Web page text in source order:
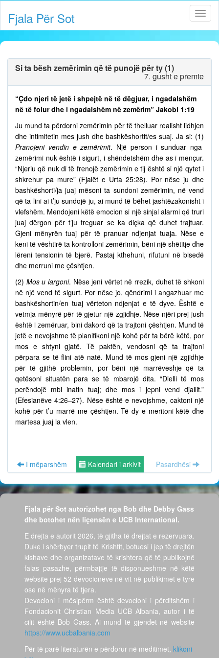
Fjala Për Sot
Si ta bësh zemërimin që të punojë për ty (1)
7. gusht e premte
“Çdo njeri të jetë i shpejtë në të dëgjuar, i ngadalshëm
në të folur dhe i ngadalshëm në zemërim” Jakobi 1:19
Ju mund ta përdorni zemërimin për të thelluar realisht lidhjen
dhe intimitetin mes jush dhe bashkëshortit/es suaj. Ja si: (1)
Pranojeni vendin e zemërimit. Një person i sunduar nga
zemërimi nuk është i sigurt, i shëndetshëm dhe as i mençur.
“Njeriu që nuk di të frenojë zemërimin e tij është si një qytet i
shkrehur pa mure” (Fjalët e Urta 25:28). Por nëse ju dhe
bashkëshorti/ja juaj mësoni ta sundoni zemërimin, në vend
që ta lini ai t’ju sundojë ju, ai mund të bëhet jashtëzakonisht i
vlefshëm. Mendojeni këtë emocion si një sinjal alarmi që truri
juaj dërgon për t’ju treguar se ka diçka që duhet trajtuar.
Gjeni mënyrën tuaj për të pranuar ndjenjat tuaja. Nëse e
keni të vështirë ta kontrolloni zemërimin, bëni një shëtitje dhe
lëreni tensionin të bjerë. Pastaj kthehuni, rifutuni në bisedë
dhe merruni me çështjen.
(2) Mos u largoni. Nëse jeni vërtet në rrezik, duhet të shkoni
në një vend të sigurt. Por nëse jo, qëndrimi i angazhuar me
bashkëshortin/en tuaj vërteton ndjenjat e të dyve. Është e
vetmja mënyrë për të gjetur një zgjidhje. Nëse njëri prej jush
është i zemëruar, bini dakord që ta trajtoni çështjen. Mund të
jetë e nevojshme të planifikoni një kohë për ta bërë këtë, por
mos e shtyni gjatë. Të paktën, vendosni që ta trajtoni
përpara se të flini atë natë. Mund të mos gjeni një zgjidhje
për të gjithë problemin, por bëni një marrëveshje që ta
qetësoni situatën para se të mbarojë dita. “Dielli të mos
perëndojë mbi inatin tuaj; dhe mos i jepni vend djallit.”
(Efesianëve 4:26–27). Nëse është e nevojshme, caktoni një
kohë për t’u marrë me çështjen. Të dy e meritoni këtë dhe
martesa juaj ia vlen.
I mëparshëm Kalendari i arkivit Pasardhësi
Fjala për Sot autorizohet nga Bob dhe Debby Gass
dhe botohet nën liçensën e UCB International.
E drejta e autorit 2026, të gjitha të drejtat e rezervuara.
Duke i shërbyer trupit të Krishtit, botuesi i jep të drejtën
kishave dhe organizatave të krishtera që të publikojnë
falas pasazhe, përmbajtje të disponueshme në këtë
website prej 52 devocioneve në vit në publikimet e tyre
ose në mënyra të tjera.
Devocioni i mësipërm është devocioni i përditshëm i
Fondacionit Christian Media UCB Albania, autor i të
cilit është Bob Gass. Ai mund të gjendet në website
https://www.ucbalbania.com
Për të parë literaturën e përdorur në meditimet, klikoni